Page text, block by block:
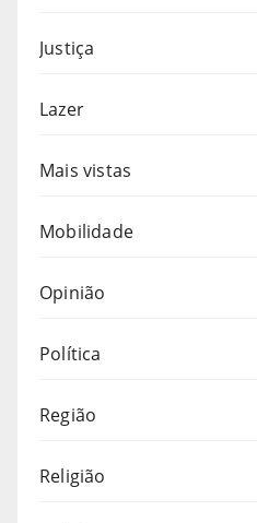
Justiça
Lazer
Mais vistas
Mobilidade
Opinião
Política
Região
Religião